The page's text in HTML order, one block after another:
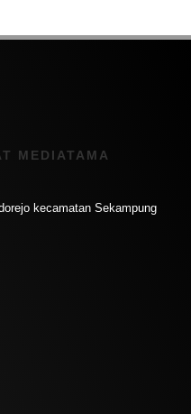
MEDIATAMA
kecamatan Sekampung